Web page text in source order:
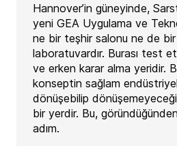
Hannover’in güneyinde,
yeni GEA Uygulama ve
ne bir teşhir salonu ne de
laboratuvardır. Burası test
ve erken karar alma yeridir.
konseptin sağlam
dönüşebilip
bir yerdir. Bu,
adım.